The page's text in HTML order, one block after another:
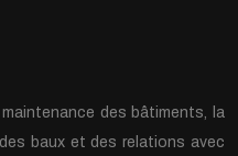
des bâtiments, la
baux et des relations avec